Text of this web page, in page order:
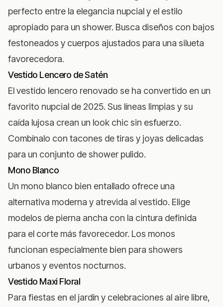
perfecto entre la elegancia nupcial y el estilo
apropiado para un shower. Busca diseños con bajos
festoneados y cuerpos ajustados para una silueta
favorecedora.
Vestido Lencero de Satén
El vestido lencero renovado se ha convertido en un
favorito nupcial de 2025. Sus líneas limpias y su
caída lujosa crean un look chic sin esfuerzo.
Combínalo con tacones de tiras y joyas delicadas
para un conjunto de shower pulido.
Mono Blanco
Un mono blanco bien entallado ofrece una
alternativa moderna y atrevida al vestido. Elige
modelos de pierna ancha con la cintura definida
para el corte más favorecedor. Los monos
funcionan especialmente bien para showers
urbanos y eventos nocturnos.
Vestido Maxi Floral
Para fiestas en el jardín y celebraciones al aire libre,